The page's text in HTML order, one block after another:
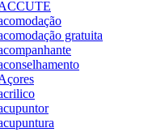
gratuita